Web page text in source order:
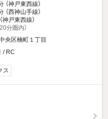
（神戸東西線）
（西神山手線）
神戸東西線）
分圏内）
央区楠町１丁目
/ RC
ス